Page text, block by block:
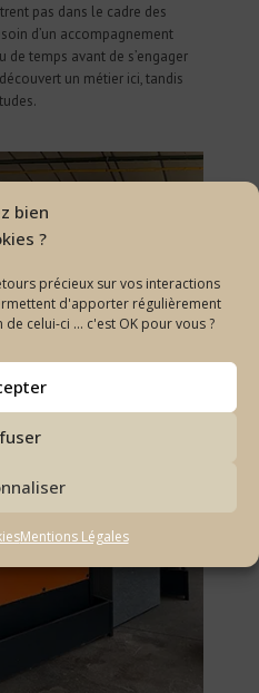
bien
?
précieux sur vos interactions
d'apporter régulièrement
celui-ci ... c'est OK pour vous ?
Mentions Légales
pas dans le cadre des
d’un accompagnement
de temps avant de s’engager
un métier ici, tandis